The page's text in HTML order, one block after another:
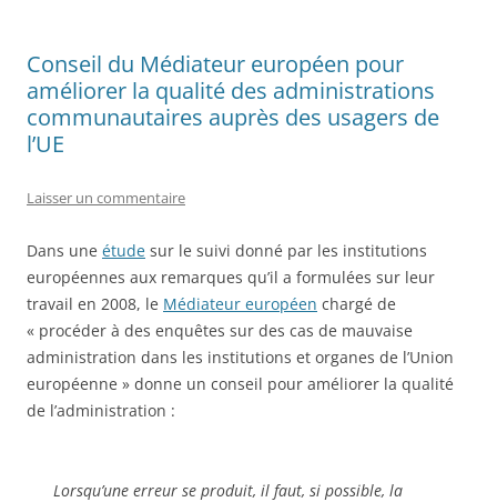
Conseil du Médiateur européen pour
améliorer la qualité des administrations
communautaires auprès des usagers de
l’UE
Laisser un commentaire
Dans une étude sur le suivi donné par les institutions
européennes aux remarques qu’il a formulées sur leur
travail en 2008, le Médiateur européen chargé de
« procéder à des enquêtes sur des cas de mauvaise
administration dans les institutions et organes de l’Union
européenne » donne un conseil pour améliorer la qualité
de l’administration :
Lorsqu’une erreur se produit, il faut, si possible, la